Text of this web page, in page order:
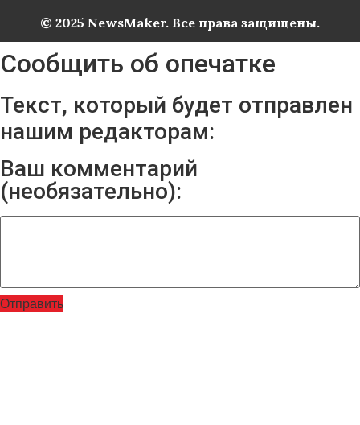
© 2025 NewsMaker. Все права защищены.
Сообщить об опечатке
Текст, который будет отправлен
нашим редакторам:
Ваш комментарий
(необязательно):
Отправить